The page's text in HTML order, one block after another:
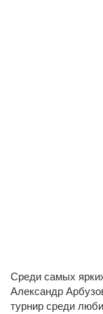
Среди самых
Александр
турнир среди